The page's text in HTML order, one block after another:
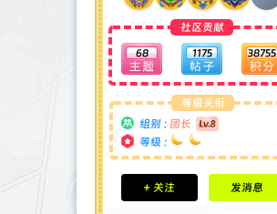
社区贡献
68 1175 38755
等级头衔
组别 : 团长
等级 :
积分成就
钻石 : 1 颗
+ 关注 发消息